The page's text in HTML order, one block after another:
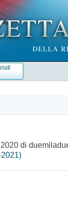
di